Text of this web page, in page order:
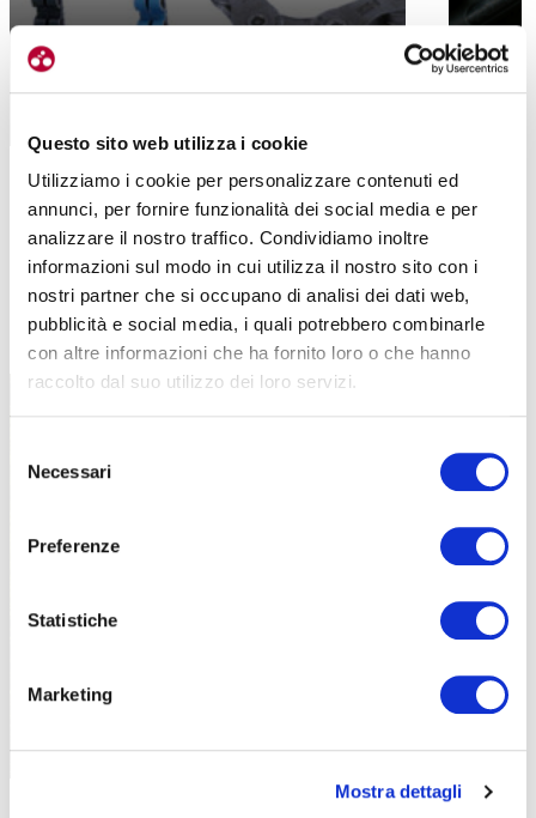
Questo sito web utilizza i cookie
Utilizziamo i cookie per personalizzare contenuti ed
annunci, per fornire funzionalità dei social media e per
analizzare il nostro traffico. Condividiamo inoltre
informazioni sul modo in cui utilizza il nostro sito con i
nostri partner che si occupano di analisi dei dati web,
pubblicità e social media, i quali potrebbero combinarle
con altre informazioni che ha fornito loro o che hanno
raccolto dal suo utilizzo dei loro servizi.
delNecessari
Preferenze
Statistiche
Marketing
Mostra dettagli
A CINGHIA O A CATENA: QUALE
TRASMISSIONE? PAROLA A FABIO
URBAN
ABUS
TUTTE LE CATEGORIE DEL MAGAZINE